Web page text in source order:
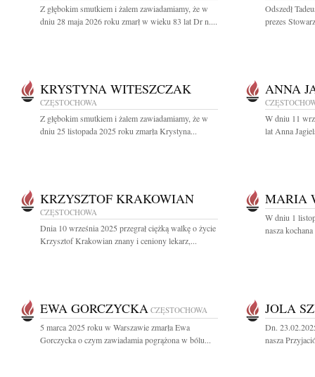
Z głębokim smutkiem i żalem zawiadamiamy, że w
dniu 28 maja 2026 roku zmarł w wieku 83 lat Dr n....
Odszedł
prezes
KRYSTYNA WITESZCZAK
CZĘSTOCHOWA
Z głębokim smutkiem i żalem zawiadamiamy, że w
dniu 25 listopada 2025 roku zmarła Krystyna...
ANNA
W dniu 11
lat Anna
KRZYSZTOF KRAKOWIAN
CZĘSTOCHOWA
Dnia 10 września 2025 przegrał ciężką walkę o życie
Krzysztof Krakowian znany i ceniony lekarz,...
MARIA
W dniu 1
nasza
EWA GORCZYCKA CZĘSTOCHOWA
5 marca 2025 roku w Warszawie zmarła Ewa
Gorczycka o czym zawiadamia pogrążona w bólu...
JOLA
Dn.
nasza